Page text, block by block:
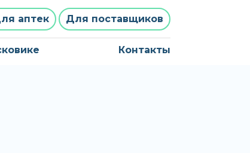
аптек Для поставщиков
Контакты